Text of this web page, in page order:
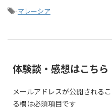
-マレーシア
体験談・感想はこちら
メールアドレスが公開される
る欄は必須項目です